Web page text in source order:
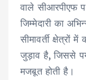
वाले सीआरपीएफ
जिम्मेदारी का
सीमावर्ती
जुड़ाव है, जिससे
मजबूत होती है।